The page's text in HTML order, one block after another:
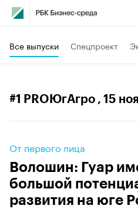
Все выпуски Спецпроект
#1 PROЮгАгро , 15
От первого лица
Волошин: Гуар
большой
развития на юге